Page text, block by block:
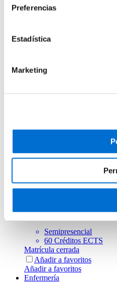
Preferencias
Estadística
Marketing
Ciencias del
Matrícula cerrada
Enfermería
Matrícula cerrada
Enfermería
Máster en
Enfermo Crítico
Semipresencial
60 Créditos ECTS
Matrícula cerrada
Añadir a favoritos
Añadir a favoritos
Enfermería